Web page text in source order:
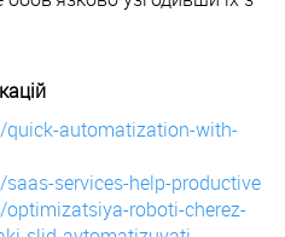
quick-automatization-with-
services-help-productive
roboti-cherez-